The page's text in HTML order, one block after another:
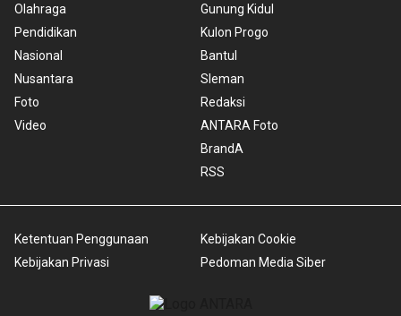
Olahraga
Pendidikan
Nasional
Nusantara
Foto
Video
Gunung Kidul
Kulon Progo
Bantul
Sleman
Redaksi
ANTARA Foto
BrandA
RSS
Ketentuan Penggunaan
Kebijakan Privasi
Kebijakan Cookie
Pedoman Media Siber